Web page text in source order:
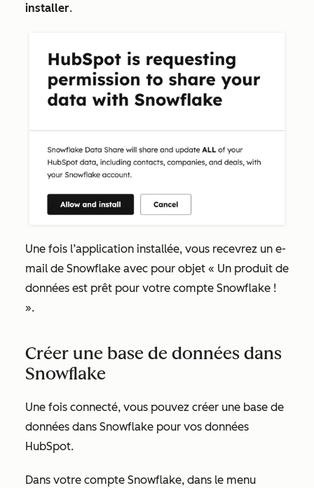
installer.
Une fois l’application installée, vous recevrez un e-
mail de Snowflake avec pour objet « Un produit de
données est prêt pour votre compte Snowflake !
».
Créer une base de données dans
Snowflake
Une fois connecté, vous pouvez créer une base de
données dans Snowflake pour vos données
HubSpot.
Dans votre compte Snowflake, dans le menu